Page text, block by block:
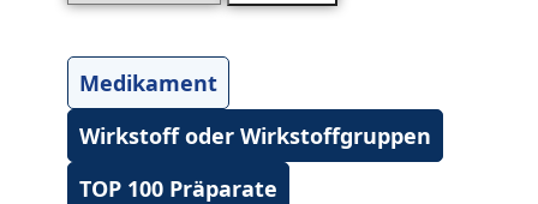
Medikament
Wirkstoff oder Wirkstoffgruppen
TOP 100 Präparate